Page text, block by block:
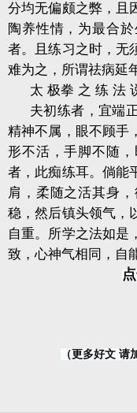
分均无偏颇之弊，且
陶养性情，为最合
者。且练习之时，无
难为之，所谓祛病延
太 极拳 之 练 法
夫初练者，宜端
精神不属，眼不顾手
形不活，手脚不随
者，此痴练耳。倘能
肩，柔随之活其身
稳，然后镇头领气，
自重。所学之法如是
致，心神气相同，自
（更多好文